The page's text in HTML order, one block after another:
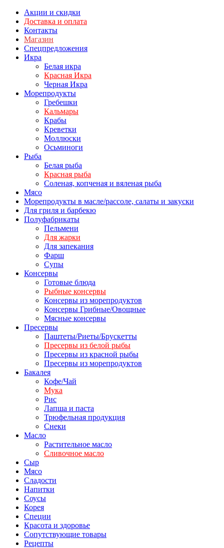
Акции и скидки
Доставка и оплата
Контакты
Магазин
Спецпредложения
Икра
Белая икра
Красная Икра
Черная Икра
Морепродукты
Гребешки
Кальмары
Крабы
Креветки
Моллюски
Осьминоги
Рыба
Белая рыба
Красная рыба
Соленая, копченая и вяленая рыба
Мясо
Морепродукты в масле/рассоле, салаты и закуски
Для гриля и барбекю
Полуфабрикаты
Пельмени
Для жарки
Для запекания
Фарш
Супы
Консервы
Готовые блюда
Рыбные консервы
Консервы из морепродуктов
Консервы Грибные/Овощные
Мясные консервы
Пресервы
Паштеты/Риеты/Брускетты
Пресервы из белой рыбы
Пресервы из красной рыбы
Пресервы из морепродуктов
Бакалея
Кофе/Чай
Мука
Рис
Лапша и паста
Трюфельная продукция
Снеки
Масло
Растительное масло
Сливочное масло
Сыр
Мясо
Сладости
Напитки
Соусы
Корея
Специи
Красота и здоровье
Сопутствующие товары
Рецепты